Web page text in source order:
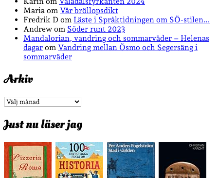
Maria om Vår bröllopsdikt
Fredrik D om Läste i Språktidningen om SÖ-stilen…
Andrew om Söder runt 2023
Mandalorian, vandring och sommarväder – Helenas
dagar om Vandring mellan Ösmo och Segersäng i
sommarväder
Arkiv
Arkiv
Just nu läser jag